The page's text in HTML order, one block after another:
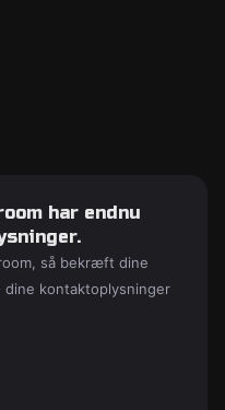
har endnu
så bekræft dine
dine kontaktoplysninger